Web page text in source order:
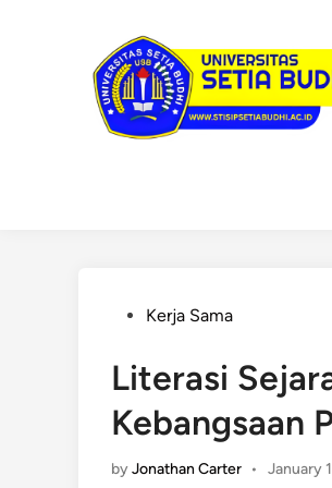
PostedKerja Sama
Literasi
Kebangsaan
byJonathan Carter • January